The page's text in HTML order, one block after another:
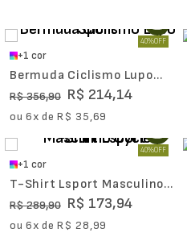
40%OFF
+1 cor
Bermuda Ciclismo Lupo
Sport
R$356,90 R$ 214,14
ou6x deR$ 35,69
40%OFF
+1 cor
T-Shirt Lsport Masculino
Cycle
R$289,90 R$ 173,94
ou6x deR$ 28,99